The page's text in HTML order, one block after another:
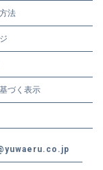
法
づく表示